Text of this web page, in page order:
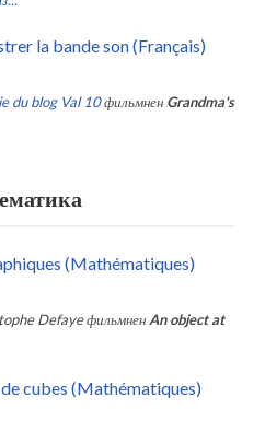
la bande son (Français)
du blog Val 10фильмнен Grandma's
(Mathématiques)
Defayeфильмнен An object at
cubes (Mathématiques)